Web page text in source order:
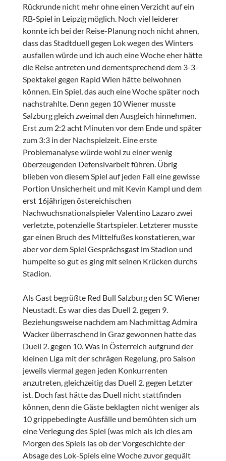
Rückrunde nicht mehr ohne einen Verzicht auf ein
RB-Spiel in Leipzig möglich. Noch viel leiderer
konnte ich bei der Reise-Planung noch nicht ahnen,
dass das Stadtduell gegen Lok wegen des Winters
ausfallen würde und ich auch eine Woche eher hätte
die Reise antreten und dementsprechend dem 3-3-
Spektakel gegen Rapid Wien hätte beiwohnen
können. Ein Spiel, das auch eine Woche später noch
nachstrahlte. Denn gegen 10 Wiener musste
Salzburg gleich zweimal den Ausgleich hinnehmen.
Erst zum 2:2 acht Minuten vor dem Ende und später
zum 3:3 in der Nachspielzeit. Eine erste
Problemanalyse würde wohl zu einer wenig
überzeugenden Defensivarbeit führen. Übrig
blieben von diesem Spiel auf jeden Fall eine gewisse
Portion Unsicherheit und mit Kevin Kampl und dem
erst 16jährigen östereichischen
Nachwuchsnationalspieler Valentino Lazaro zwei
verletzte, potenzielle Startspieler. Letzterer musste
gar einen Bruch des Mittelfußes konstatieren, war
aber vor dem Spiel Gesprächsgast im Stadion und
humpelte so gut es ging mit seinen Krücken durchs
Stadion.
Als Gast begrüßte Red Bull Salzburg den SC Wiener
Neustadt. Es war dies das Duell 2. gegen 9.
Beziehungsweise nachdem am Nachmittag Admira
Wacker überraschend in Graz gewonnen hatte das
Duell 2. gegen 10. Was in Österreich aufgrund der
kleinen Liga mit der schrägen Regelung, pro Saison
jeweils viermal gegen jeden Konkurrenten
anzutreten, gleichzeitig das Duell 2. gegen Letzter
ist. Doch fast hätte das Duell nicht stattfinden
können, denn die Gäste beklagten nicht weniger als
10 grippebedingte Ausfälle und bemühten sich um
eine Verlegung des Spiel (was mich als ich dies am
Morgen des Spiels las ob der Vorgeschichte der
Absage des Lok-Spiels eine Woche zuvor gequält